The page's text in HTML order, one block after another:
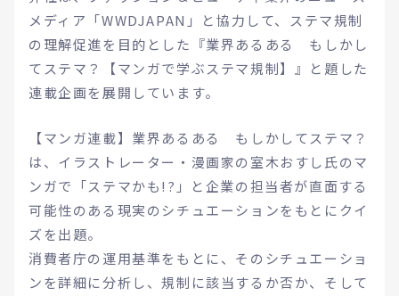
メディア「WWDJAPAN」と協力して、ステマ規制
の理解促進を目的とした『業界あるある もしかし
てステマ？【マンガで学ぶステマ規制】』と題した
連載企画を展開しています。
【マンガ連載】業界あるある もしかしてステマ？
は、イラストレーター・漫画家の室木おすし氏のマ
ンガで「ステマかも!?」と企業の担当者が直面する
可能性のある現実のシチュエーションをもとにクイ
ズを出題。
消費者庁の運用基準をもとに、そのシチュエーショ
ンを詳細に分析し、規制に該当するか否か、そして